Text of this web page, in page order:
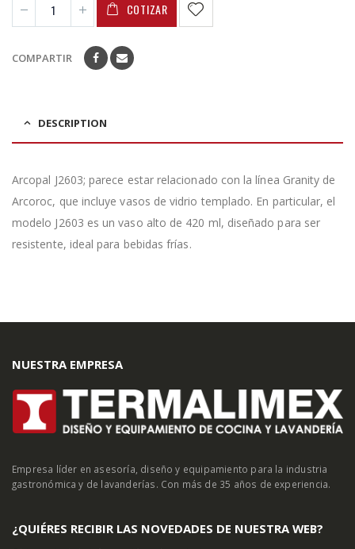
COTIZAR
COMPARTIR
DESCRIPTION
Arcopal J2603; parece estar relacionado con la línea Granity de
Arcoroc, que incluye vasos de vidrio templado. En particular, el
modelo J2603 es un vaso alto de 420 ml, diseñado para ser
resistente, ideal para bebidas frías.
NUESTRA EMPRESA
Empresa líder en asesoría, diseño y equipamiento para la industria
gastronómica y de lavanderías. Con más de 35 años de experiencia.
¿QUIÉRES RECIBIR LAS NOVEDADES DE NUESTRA WEB?